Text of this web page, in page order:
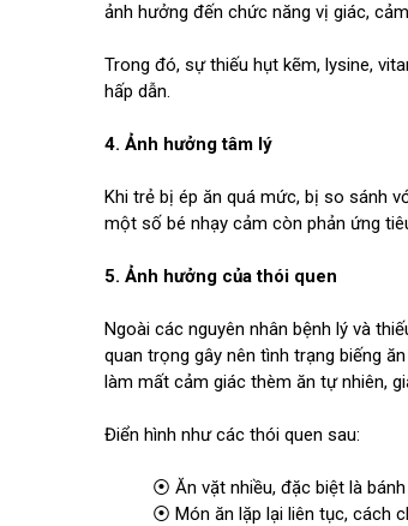
ảnh hưởng đến chức năng vị giác,
Trong đó, sự thiếu hụt kẽm, lysine,
hấp dẫn.
4. Ảnh hưởng tâm lý
Khi trẻ bị ép ăn quá mức, bị so sánh
một số bé nhạy cảm còn phản ứng
5. Ảnh hưởng của thói quen
Ngoài các nguyên nhân bệnh lý và
quan trọng gây nên tình trạng biếng
làm mất cảm giác thèm ăn tự nhiên,
Điển hình như các thói quen sau:
⦿ Ăn vặt nhiều, đặc biệt là
⦿ Món ăn lặp lại liên tục, cách